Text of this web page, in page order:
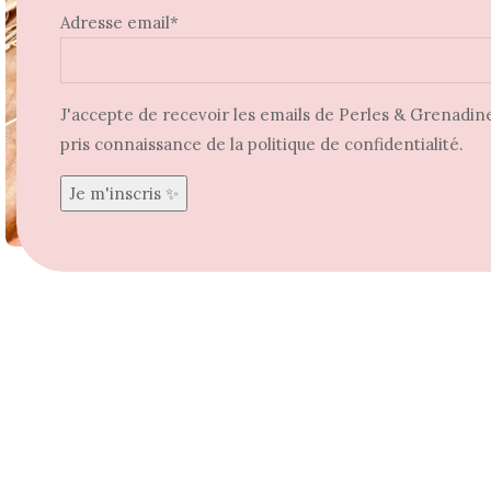
Adresse email*
J'accepte de recevoir les emails de Perles &
pris connaissance de la politique de confidentialité.
Agrandir